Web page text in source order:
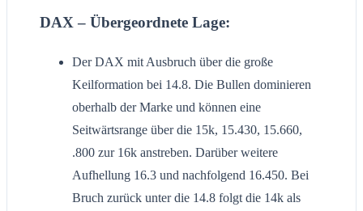
DAX – Übergeordnete Lage:
Der DAX mit Ausbruch über die große
Keilformation bei 14.8. Die Bullen dominieren
oberhalb der Marke und können eine
Seitwärtsrange über die 15k, 15.430, 15.660,
.800 zur 16k anstreben. Darüber weitere
Aufhellung 16.3 und nachfolgend 16.450. Bei
Bruch zurück unter die 14.8 folgt die 14k als